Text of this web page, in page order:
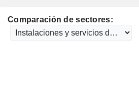
Comparación de sectores: